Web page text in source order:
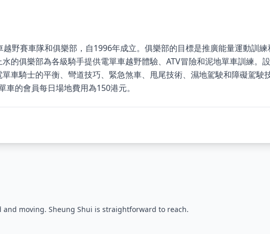
野賽車隊和俱樂部，自1996年成立。俱樂部的目標是推廣能量運動訓練
的俱樂部為各級騎手提供電單車越野體驗、ATV冒險和泥地單車訓練。
車騎士的平衡、彎道技巧、緊急煞車、甩尾技術、濕地駕駛和障礙駕駛
的會員每日場地費用為150港元。
moving. Sheung Shui is straightforward to reach.